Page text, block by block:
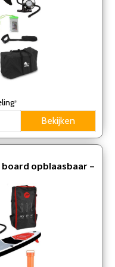
*
Bekijken
board opblaasbaar –